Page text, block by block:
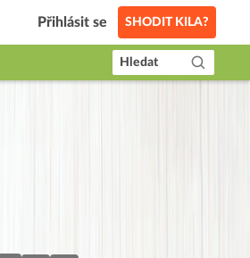
Přihlásit se SHODIT KILA?
Hledat